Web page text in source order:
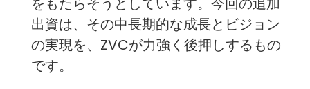
出資は、その中長期的な成長とビジョン
の実現を、ZVCが力強く後押しするもの
です。